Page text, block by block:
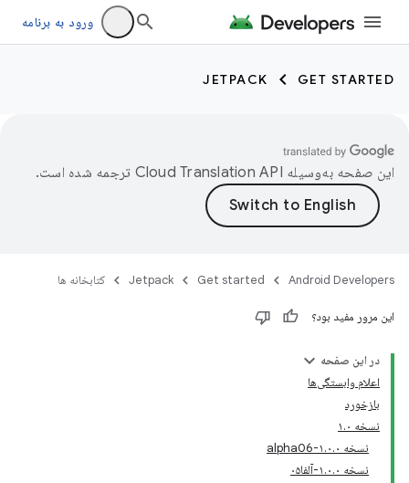
ورود به برنامه
GET STARTED
JETPACK
این صفحه به‌وسیله ترجمه شده است.
Android Developers
Get started
Jetpack کتابخانه ها
این مرور مفید بود؟
در این صفحه
اعلام وابستگی‌ها
بازخورد
نسخه ۱.۰
نسخه ۱.۰.۰-alpha06
نسخه ۱.۰.۰-آلفا۰۵